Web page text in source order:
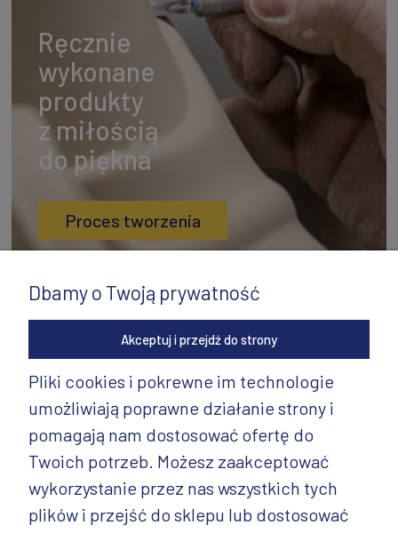
Ręcznie
wykonane
produkty
z miłością
do piękna
Proces tworzenia
INFORMACJE
PRODUKTY CD.
POZOSTAŁE
Dbamy o Twoją prywatność
Akceptuj i przejdź do strony
Pliki cookies i pokrewne im technologie
umożliwiają poprawne działanie strony i
pomagają nam dostosować ofertę do
Twoich potrzeb. Możesz zaakceptować
wykorzystanie przez nas wszystkich tych
plików i przejść do sklepu lub dostosować